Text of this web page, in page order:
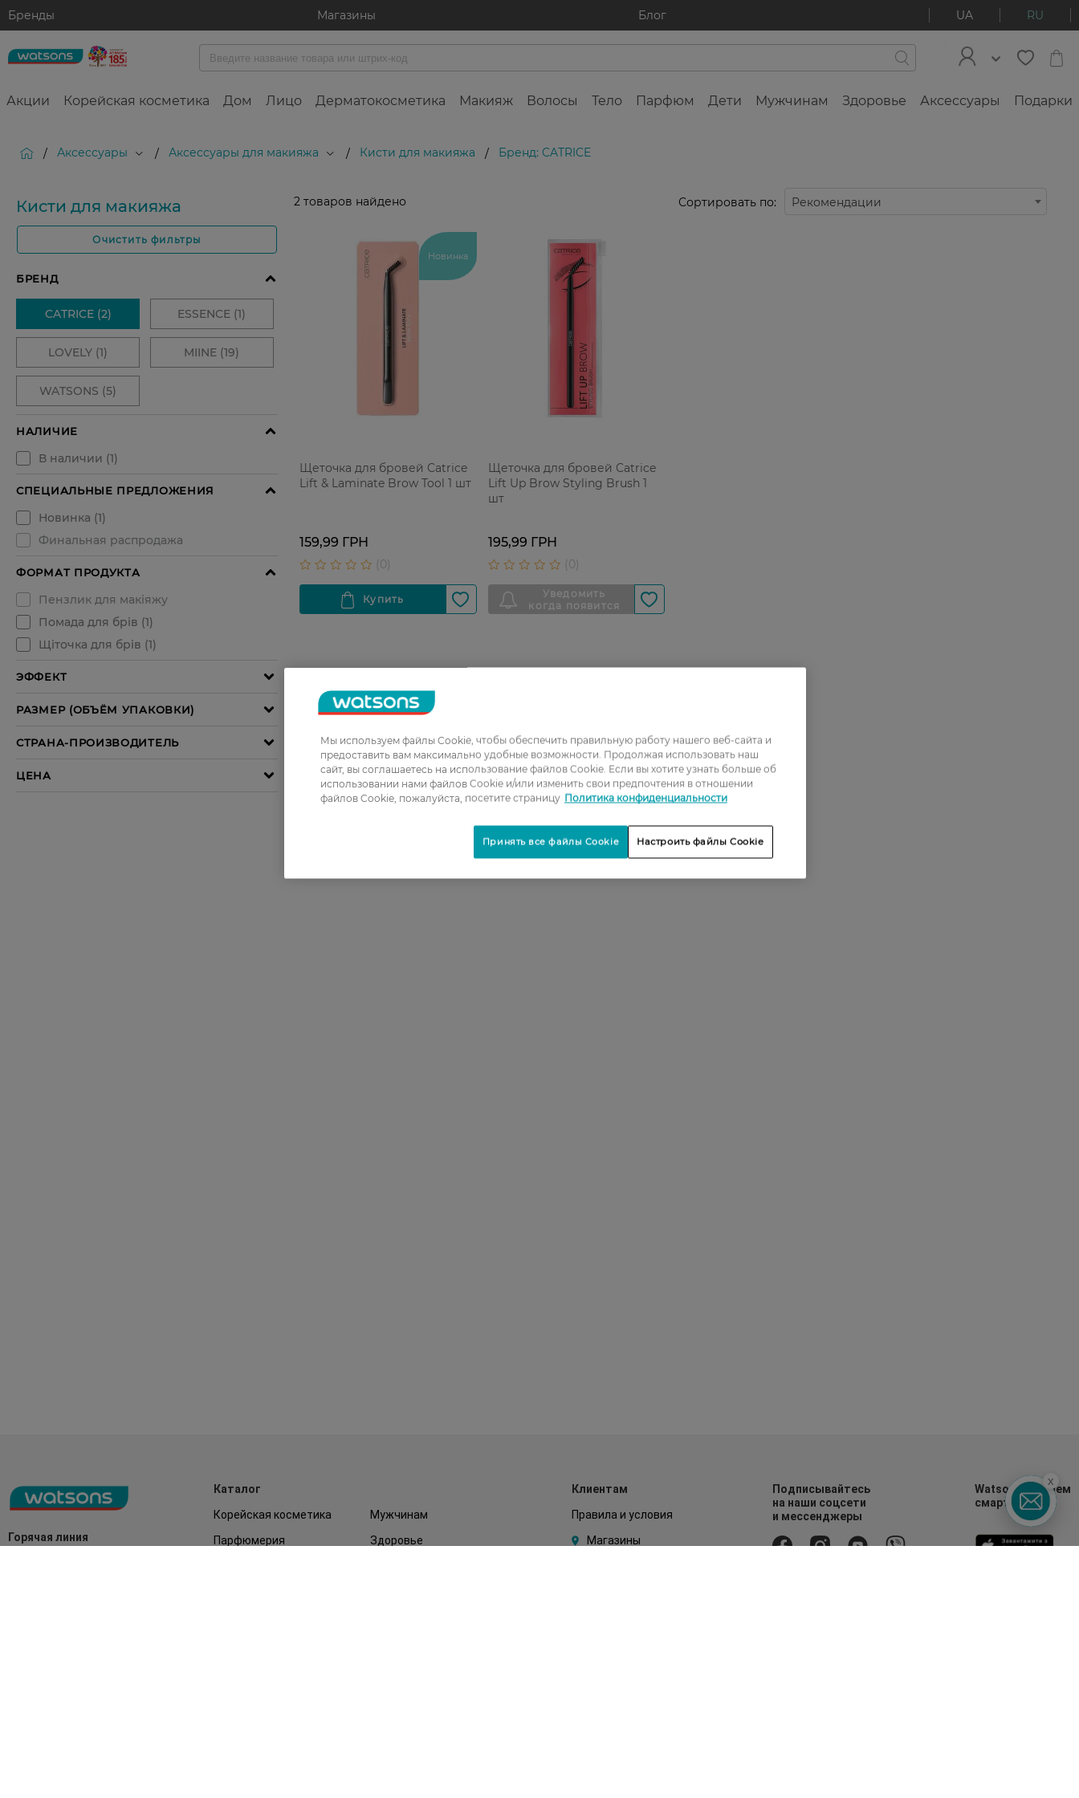
Бренды Магазины Блог UA RU
Акции Корейская косметика Дом Лицо Дерматокосметика Макияж Волосы Тело Парфюм Дети Мужчинам Здоровье Аксессуары Подарки
/ Аксессуары / Аксессуары для макияжа / Кисти для макияжа / Бренд: CATRICE
Кисти для макияжа
Очистить фильтры
2 товаров найдено Сортировать по: Рекомендации
Новинка
Щеточка для бровей Catrice
Lift & Laminate Brow Tool 1 шт
159,99 ГРН
Щеточка для бровей Catrice
Lift Up Brow Styling Brush 1
шт
195,99 ГРН
Горячая линия
Каталог
Корейская косметика
Мужчинам
Парфюмерия
Здоровье
Клиентам
Правила и условия
Магазины
Подписывайтесь
на наши соцсети
и мессенджеры
Watsons в вашем
смартфоне
x
Мы используем файлы Cookie, чтобы обеспечить правильную работу нашего веб-сайта и
предоставить вам максимально удобные возможности. Продолжая использовать наш
сайт, вы соглашаетесь на использование файлов Cookie. Если вы хотите узнать больше об
использовании нами файлов Cookie и/или изменить свои предпочтения в отношении
файлов Cookie, пожалуйста, посетите страницу Политика конфиденциальности
Настроить файлы Cookie
Принять все файлы Cookie